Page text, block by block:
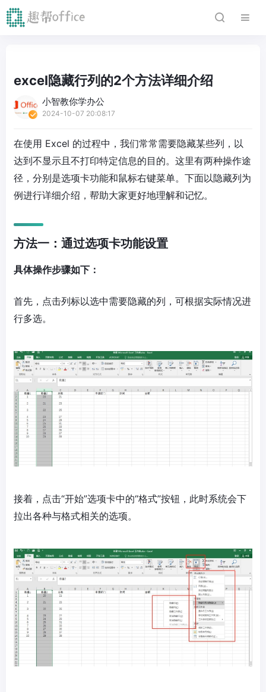
excel隐藏行列的2个方法详细介绍
小智教你学办公
2024-10-07 20:08:17
在使用 Excel 的过程中，我们常常需要隐藏某些列，以
达到不显示且不打印特定信息的目的。这里有两种操作途
径，分别是选项卡功能和鼠标右键菜单。下面以隐藏列为
例进行详细介绍，帮助大家更好地理解和记忆。
方法一：通过选项卡功能设置
具体操作步骤如下：
首先，点击列标以选中需要隐藏的列，可根据实际情况进
行多选。
接着，点击“开始”选项卡中的“格式”按钮，此时系统会下
拉出各种与格式相关的选项。